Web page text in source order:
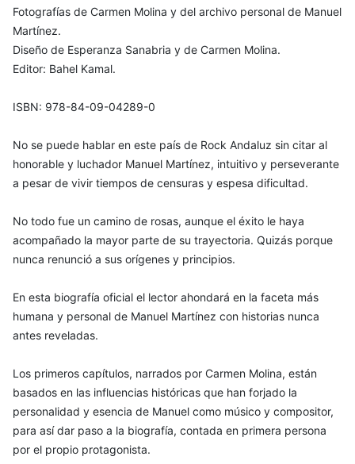
Fotografías de Carmen Molina y del archivo personal de Manuel
Martínez.
Diseño de Esperanza Sanabria y de Carmen Molina.
Editor: Bahel Kamal.
ISBN: 978-84-09-04289-0
No se puede hablar en este país de Rock Andaluz sin citar al
honorable y luchador Manuel Martínez, intuitivo y perseverante
a pesar de vivir tiempos de censuras y espesa dificultad.
No todo fue un camino de rosas, aunque el éxito le haya
acompañado la mayor parte de su trayectoria. Quizás porque
nunca renunció a sus orígenes y principios.
En esta biografía oficial el lector ahondará en la faceta más
humana y personal de Manuel Martínez con historias nunca
antes reveladas.
Los primeros capítulos, narrados por Carmen Molina, están
basados en las influencias históricas que han forjado la
personalidad y esencia de Manuel como músico y compositor,
para así dar paso a la biografía, contada en primera persona
por el propio protagonista.